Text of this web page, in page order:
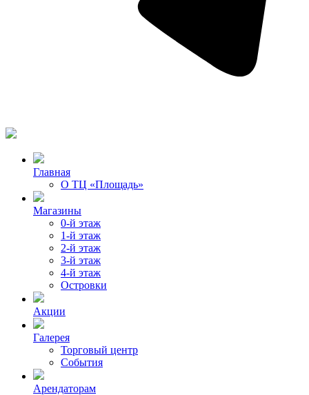
Главная
О ТЦ «Площадь»
Магазины
0-й этаж
1-й этаж
2-й этаж
3-й этаж
4-й этаж
Островки
Акции
Галерея
Торговый центр
События
Арендаторам